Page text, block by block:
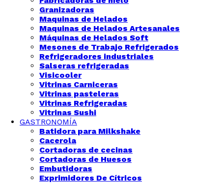
Granizadoras
Maquinas de Helados
Maquinas de Helados Artesanales
Máquinas de Helados Soft
Mesones de Trabajo Refrigerados
Refrigeradores industriales
Salseras refrigeradas
Visicooler
Vitrinas Carniceras
Vitrinas pasteleras
Vitrinas Refrigeradas
Vitrinas Sushi
GASTRONOMÍA
Batidora para Milkshake
Cacerola
Cortadoras de cecinas
Cortadoras de Huesos
Embutidoras
Exprimidores De Cítricos